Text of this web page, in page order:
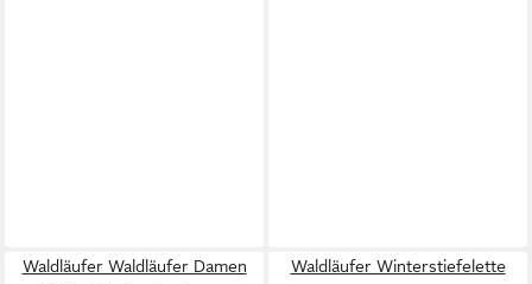
Waldläufer Waldläufer Damen
Waldläufer Winterstiefelette